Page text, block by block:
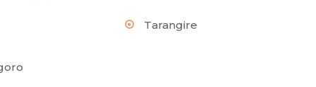
Tarangire